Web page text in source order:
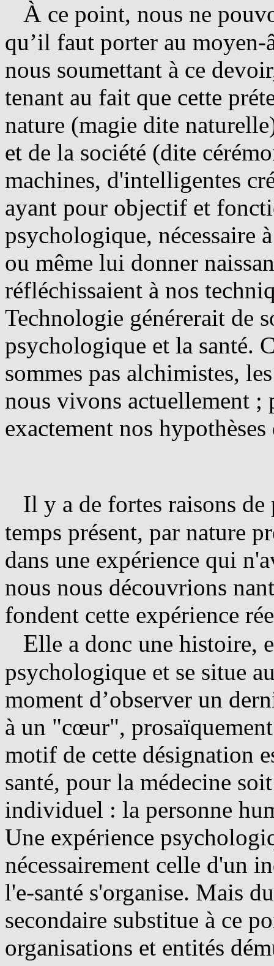
À ce point, nous ne
qu’il faut porter au
nous soumettant à ce
tenant au fait que cette
nature (magie dite
et de la société (dite
machines, d'intelligentes
ayant pour objectif et
psychologique, nécessaire
ou même lui donner
réfléchissaient à nos
Technologie générerait de
psychologique et la santé.
sommes pas alchimistes,
nous vivons actuellement
exactement nos hypothèses
Il y a de fortes raisons de
temps présent, par nature
dans une expérience qui
nous nous découvrions
fondent cette expérience
Elle a donc une histoire,
psychologique et se situe
moment d’observer un
à un "cœur",
motif de cette désignation
santé, pour la médecine
individuel : la personne
Une expérience
nécessairement celle d'un
l'e-santé s'organise. Mais
secondaire substitue à ce
organisations et entités